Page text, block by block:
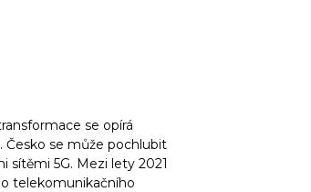
se opírá
se může pochlubit
5G. Mezi lety 2021
telekomunikačního